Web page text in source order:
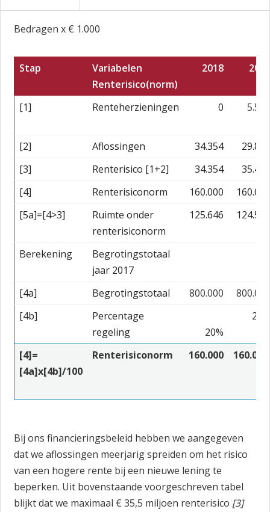
Stadsbegroting 2017
Stadsrekening 2016
Bedragen x € 1.000
Stap
Variabelen
Renterisico(norm)
2018
[1] Renteherzieningen 0
[2] Aflossingen 34.354
[3]
Renterisico [1+2] 34.354
[4]
Renterisiconorm 160.000
[5a]=[4>3]
Ruimte onder
renterisiconorm
125.646
Berekening
Begrotingstotaal
jaar 2017
[4a]
Begrotingstotaal 800.000
[4b]
Percentage
regeling
20%
[4]=
[4a]x[4b]/100
Renterisiconorm 160.000
Bij ons financieringsbeleid hebben we aangegeven
dat we aflossingen meerjarig spreiden om het risico
van een hogere rente bij een nieuwe lening te
beperken. Uit bovenstaande voorgeschreven tabel
blijkt dat we maximaal € 35,5 miljoen renterisico [3]